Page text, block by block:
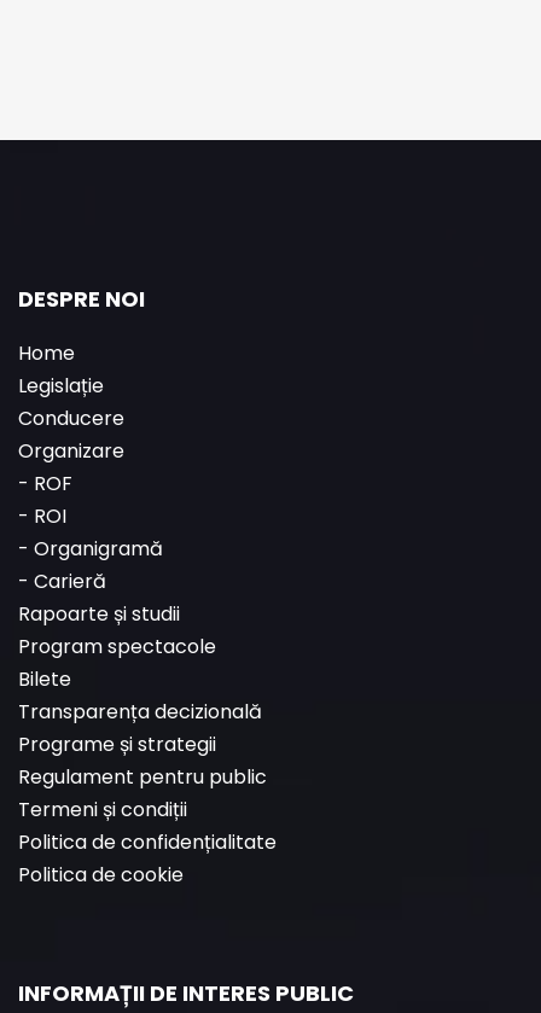
DESPRE NOI
Home
Legislație
Conducere
Organizare
- ROF
- ROI
- Organigramă
- Carieră
Rapoarte și studii
Program spectacole
Bilete
Transparența decizională
Programe și strategii
Regulament pentru public
Termeni și condiții
Politica de confidențialitate
Politica de cookie
INFORMAȚII DE INTERES PUBLIC